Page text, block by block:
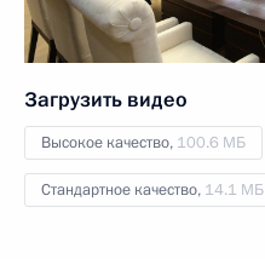
Загрузить видео
Высокое качество, 100.6 МБ
Стандартное качество, 14.1 МБ